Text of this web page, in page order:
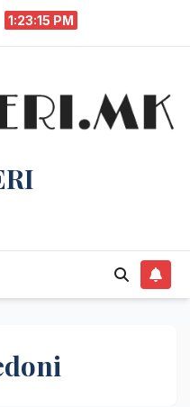
1:23:17 PM